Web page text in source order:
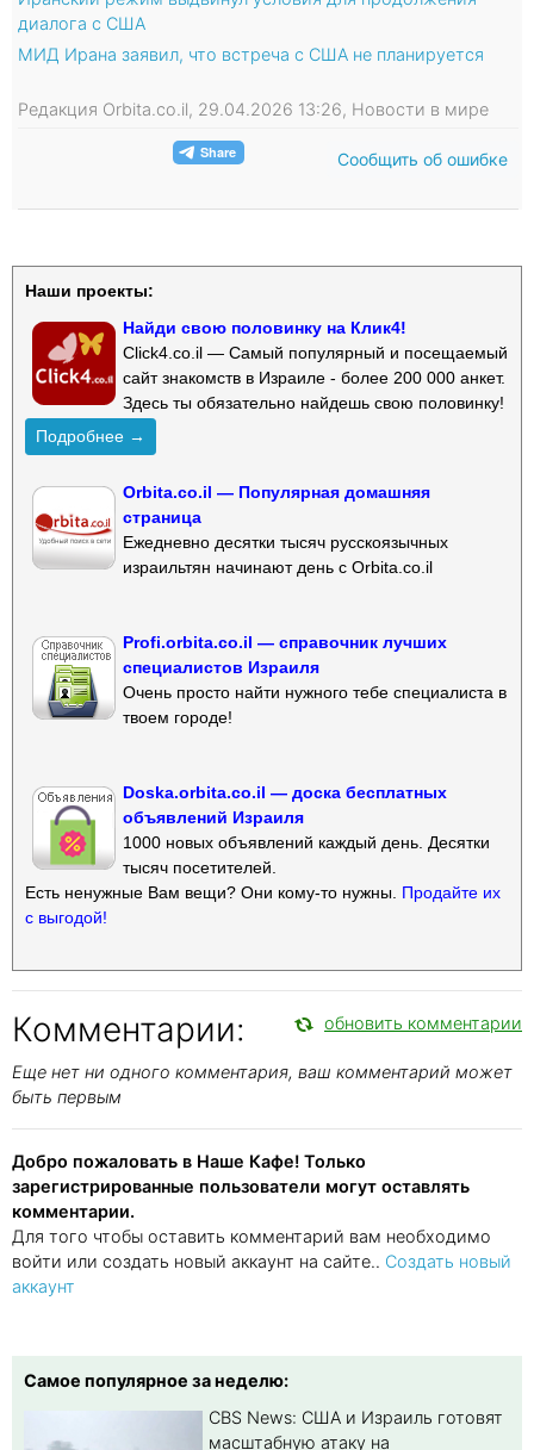
диалога с США
МИД Ирана заявил, что встреча с США не планируется
Редакция Orbita.co.il, 29.04.2026 13:26, Новости в мире
Сообщить об ошибке
Наши проекты:
Найди свою половинку на Клик4!
Click4.co.il — Самый популярный и посещаемый
сайт знакомств в Израиле - более 200 000 анкет.
Здесь ты обязательно найдешь свою половинку!
Подробнее →
Orbita.co.il — Популярная домашняя
страница
Ежедневно десятки тысяч русскоязычных
израильтян начинают день с Orbita.co.il
Profi.orbita.co.il — справочник лучших
специалистов Израиля
Очень просто найти нужного тебе специалиста в
твоем городе!
Doska.orbita.co.il — доска бесплатных
объявлений Израиля
1000 новых объявлений каждый день. Десятки
тысяч посетителей.
Есть ненужные Вам вещи? Они кому-то нужны. Продайте их
с выгодой!
Комментарии: обновить комментарии
Еще нет ни одного комментария, ваш комментарий может
быть первым
Добро пожаловать в Наше Кафе! Только
зарегистрированные пользователи могут оставлять
комментарии.
Для того чтобы оставить комментарий вам необходимо
войти или создать новый аккаунт на сайте.. Создать новый
аккаунт
Самое популярное за неделю:
CBS News: США и Израиль готовят
масштабную атаку на